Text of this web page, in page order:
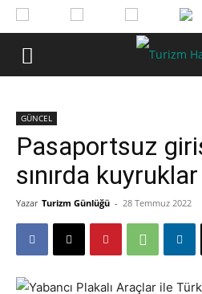
GÜNCEL
Pasaportsuz
sınırda
Yazar Turizm Günlüğü - 28 Temmuz 2022